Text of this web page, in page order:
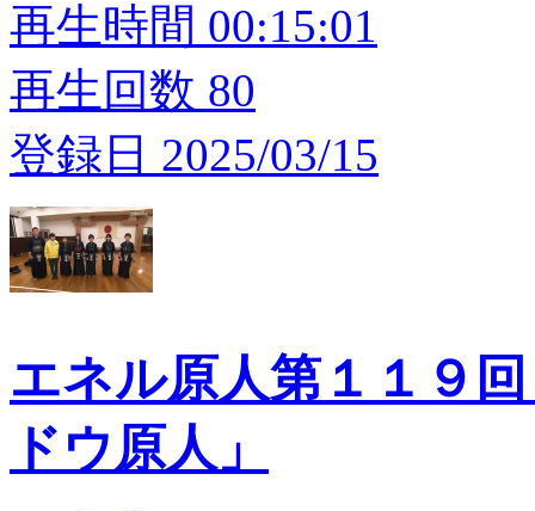
再生時間 00:15:01
再生回数 80
登録日 2025/03/15
エネル原人第１１９
ドウ原人」